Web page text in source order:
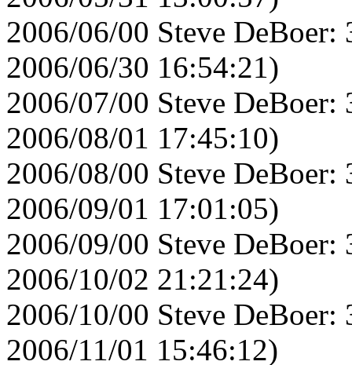
2006/06/00 Steve
2006/06/30 16:54:21)
2006/07/00 Steve
2006/08/01 17:45:10)
2006/08/00 Steve
2006/09/01 17:01:05)
2006/09/00 Steve
2006/10/02 21:21:24)
2006/10/00 Steve
2006/11/01 15:46:12)